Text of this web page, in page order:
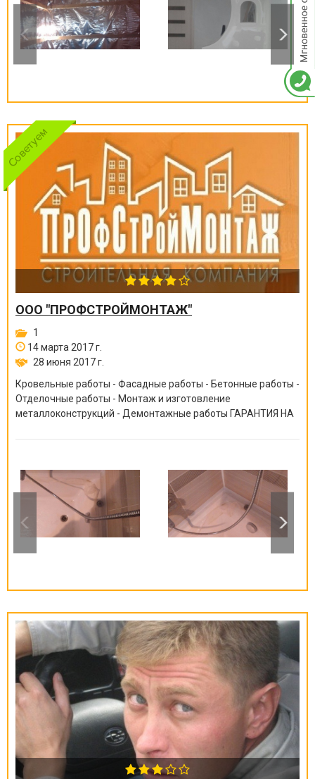
ООО "ПРОФСТРОЙМОНТАЖ"
1
14 марта 2017 г.
28 июня 2017 г.
Кровельные работы - Фасадные работы - Бетонные работы -
Отделочные работы - Монтаж и изготовление
металлоконструкций - Демонтажные работы ГАРАНТИЯ НА